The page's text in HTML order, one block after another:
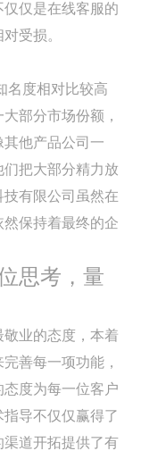
仅是在线客服的
受损。
名度相对比较高
部分市场份额，
他产品公司一
把大部分精力放
有限公司虽然在
保持着最终的企
思考，量
业的态度，本着
善每一项功能，
度为每一位客户
导不仅仅赢得了
道开拓提供了有